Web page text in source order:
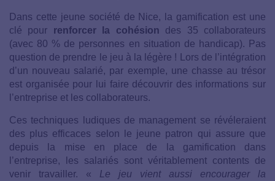
Dans cette jeune société de Nice, la gamification est une
clé pour renforcer la cohésion des 35 collaborateurs
(avec 80 % de personnes en situation de handicap). Pas
question de prendre le jeu à la légère ! Lors de l’intégration
d’un nouveau salarié, par exemple, une chasse au trésor
est organisée pour lui faire découvrir des informations sur
l’entreprise et les collaborateurs.
Ces techniques ludiques de management se révéleraient
des plus efficaces selon le jeune patron qui assure que
depuis la mise en place de la gamification dans
l’entreprise, les salariés sont véritablement contents de
venir travailler. « Le jeu vient aussi encourager la